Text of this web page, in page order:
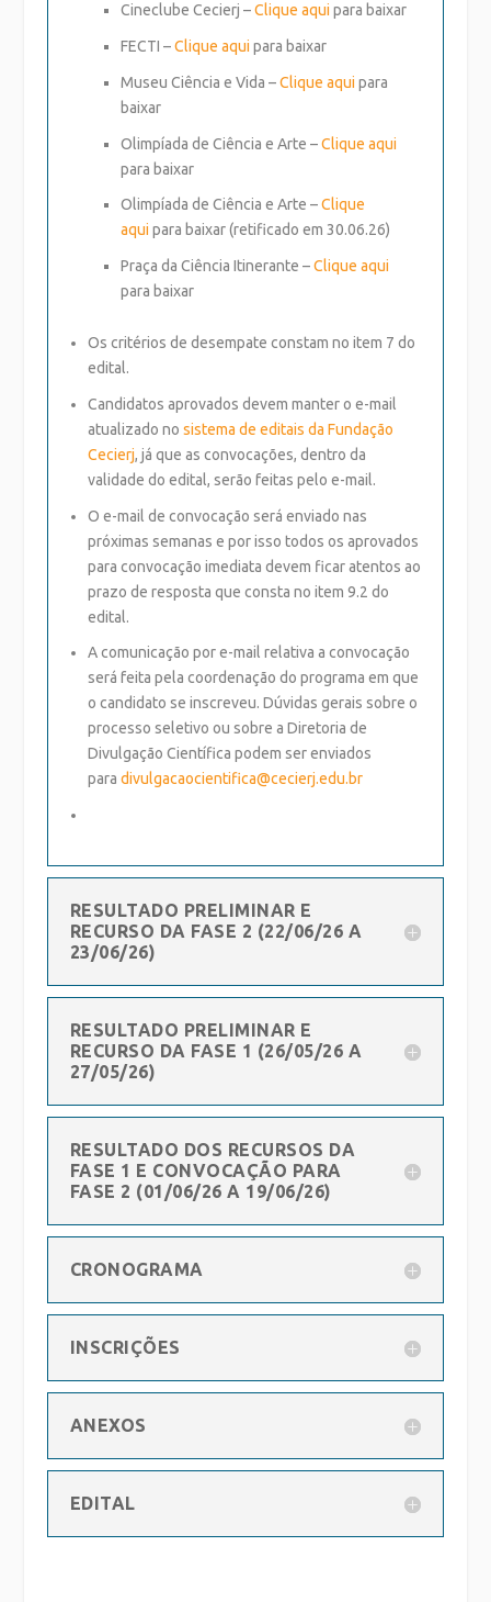
Cineclube Cecierj –Clique aqui para baixar
FECTI –Clique aqui para baixar
Museu Ciência e Vida –Clique aqui para
baixar
Olimpíada de Ciência e Arte –Clique aqui
para baixar
Olimpíada de Ciência e Arte –Clique
aqui para baixar (retificado em 30.06.26)
Praça da Ciência Itinerante –Clique aqui
para baixar
Os critérios de desempate constam no item 7 do
edital.
Candidatos aprovados devem manter o e-mail
atualizado no sistema de editais da Fundação
Cecierj, já que as convocações, dentro da
validade do edital, serão feitas pelo e-mail.
O e-mail de convocação será enviado nas
próximas semanas e por isso todos os aprovados
para convocação imediata devem ficar atentos ao
prazo de resposta que consta no item 9.2 do
edital.
A comunicação por e-mail relativa a convocação
será feita pela coordenação do programa em que
o candidato se inscreveu. Dúvidas gerais sobre o
processo seletivo ou sobre a Diretoria de
Divulgação Científica podem ser enviados
para divulgacaocientifica@cecierj.edu.br
RESULTADO PRELIMINAR E
RECURSO DA FASE 2 (22/06/26 A
23/06/26)
RESULTADO PRELIMINAR E
RECURSO DA FASE 1 (26/05/26 A
27/05/26)
RESULTADO DOS RECURSOS DA
FASE 1 E CONVOCAÇÃO PARA
FASE 2 (01/06/26 A 19/06/26)
CRONOGRAMA
INSCRIÇÕES
ANEXOS
EDITAL